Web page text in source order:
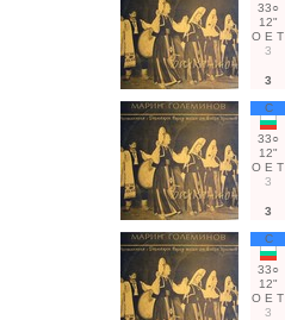
33○
12"
О Е Т
3
3
С
33○
12"
О Е Т
3
3
С
33○
12"
О Е Т
3